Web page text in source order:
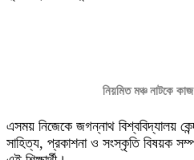
নিয়মিত মঞ্চ নাটকে
এসময় নিজেকে জগন্নাথ বিশ্ববিদ্যালয়
সাহিত্য, প্রকাশনা ও সংস্কৃতি বিষয়ক